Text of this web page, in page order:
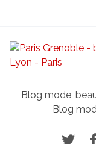
Blog mode,
Blog